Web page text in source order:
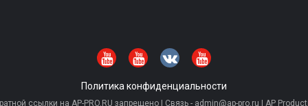
Политика конфиденциальности
ссылки на AP-PRO.RU запрещено | Связь - admin@ap-pro.ru | AP